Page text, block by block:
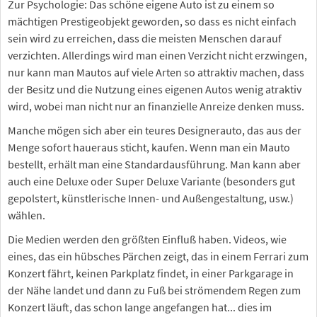
Zur Psychologie: Das schöne eigene Auto ist zu einem so
mächtigen Prestigeobjekt geworden, so dass es nicht einfach
sein wird zu erreichen, dass die meisten Menschen darauf
verzichten. Allerdings wird man einen Verzicht nicht erzwingen,
nur kann man Mautos auf viele Arten so attraktiv machen, dass
der Besitz und die Nutzung eines eigenen Autos wenig atraktiv
wird, wobei man nicht nur an finanzielle Anreize denken muss.
Manche mögen sich aber ein teures Designerauto, das aus der
Menge sofort haueraus sticht, kaufen. Wenn man ein Mauto
bestellt, erhält man eine Standardausführung. Man kann aber
auch eine Deluxe oder Super Deluxe Variante (besonders gut
gepolstert, künstlerische Innen- und Außengestaltung, usw.)
wählen.
Die Medien werden den größten Einfluß haben. Videos, wie
eines, das ein hübsches Pärchen zeigt, das in einem Ferrari zum
Konzert fährt, keinen Parkplatz findet, in einer Parkgarage in
der Nähe landet und dann zu Fuß bei strömendem Regen zum
Konzert läuft, das schon lange angefangen hat... dies im